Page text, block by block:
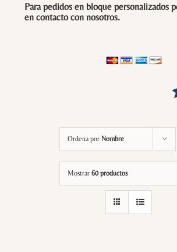
Para pedidos en bloque personalizados
en contacto con nosotros.
Ordena por Nombre
Mostrar 60 productos